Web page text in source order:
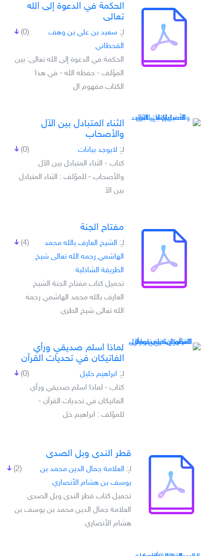
الحكمة في الدعوة إلى الله
تعالى
(0) لـِ: سعيد بن علي بن وهف
القحطاني
الحكمة في الدعوة إلى الله تعالى: بين
المؤلف - حفظه الله - في هذا
الكتاب مفهوم ال
الثناء المتبادل بين الآل
والأصحاب
(0) لـِ: لايوجد بيانات
كتاب - الثناء المتبادل بين الآل
والأصحاب - للمؤلف : الثناء المتبادل
بين الآ
مفتاح الجنة
(4) لـِ: الشيخ العارف بالله محمد
الهاشمي رحمه الله تعالى شيخ
الطريقة الشاذلية
تحميل كتاب مفتاح الجنة الشيخ
العارف بالله محمد الهاشمي رحمه
الله تعالى شيخ الطري
لماذا اسلم صديقي ورأي
الفاتيكان في تحديات القرآن
(0) لـِ: ابراهيم خليل
كتاب - لماذا اسلم صديقي ورأي
الفاتيكان في تحديات القرآن -
للمؤلف : ابراهيم خل
قطر الندى وبل الصدى
(2) لـِ: العلامة جمال الدين محمد بن
يوسف بن هشام الأنصاري
تحميل كتاب قطر الندى وبل الصدى
العلامة جمال الدين محمد بن يوسف بن
هشام الأنصاري